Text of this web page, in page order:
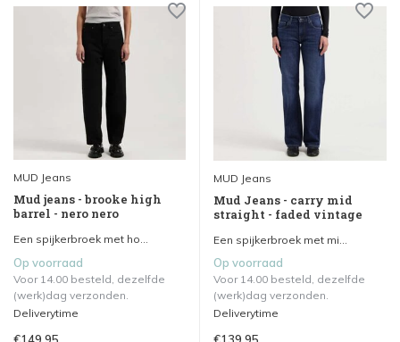
MUD Jeans
Mud jeans - brooke high
barrel - nero nero
Een spijkerbroek met ho...
Op voorraad
Voor 14.00 besteld, dezelfde
(werk)dag verzonden.
Deliverytime
MUD Jeans
Mud Jeans - carry mid
straight - faded vintage
Een spijkerbroek met mi...
Op voorraad
Voor 14.00 besteld, dezelfde
(werk)dag verzonden.
Deliverytime